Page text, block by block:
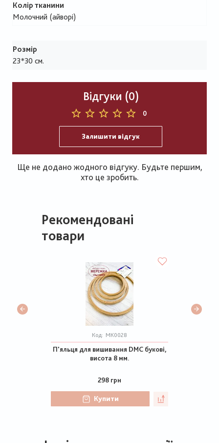
Колір тканини
Молочний (айворі)
Розмір
23*30 см.
Відгуки (0)
0
Залишити відгук
Ще не додано жодного відгуку. Будьте першим,
хто це зробить.
Рекомендовані
товари
Код: МК0028
П'яльця для вишивання DMC букові,
висота 8 мм.
298 грн
Купити